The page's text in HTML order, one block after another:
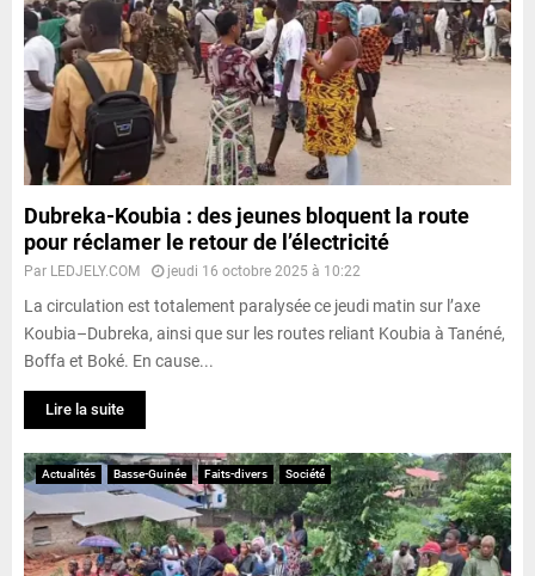
Dubreka-Koubia : des jeunes bloquent la route
pour réclamer le retour de l’électricité
Par LEDJELY.COM jeudi 16 octobre 2025 à 10:22
La circulation est totalement paralysée ce jeudi matin sur l’axe
Koubia–Dubreka, ainsi que sur les routes reliant Koubia à Tanéné,
Boffa et Boké. En cause...
Lire la suite
Actualités Basse-Guinée Faits-divers Société